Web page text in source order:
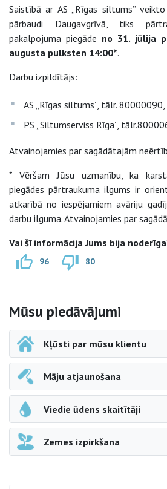
Saistībā ar AS „Rīgas siltums”
pārbaudi Daugavgrīvā, tiks
pakalpojuma piegāde no 31. jūlija
augusta pulksten 14:00*.
Darbu izpildītājs:
AS „Rīgas siltums”, tālr. 80000090,
PS „Siltumserviss Rīga”,
Atvainojamies par sagādātajām
* Vēršam Jūsu uzmanību, ka
piegādes pārtraukuma ilgums ir
atkarībā no iespējamiem avāriju
darbu ilguma. Atvainojamies par
Vai šī informācija Jums bija
96 80
Sāna navigācija
Mūsu piedāvājumi
Kļūsti par mūsu klientu
Māju atjaunošana
Viedie ūdens skaitītāji
Zemes izpirkšana